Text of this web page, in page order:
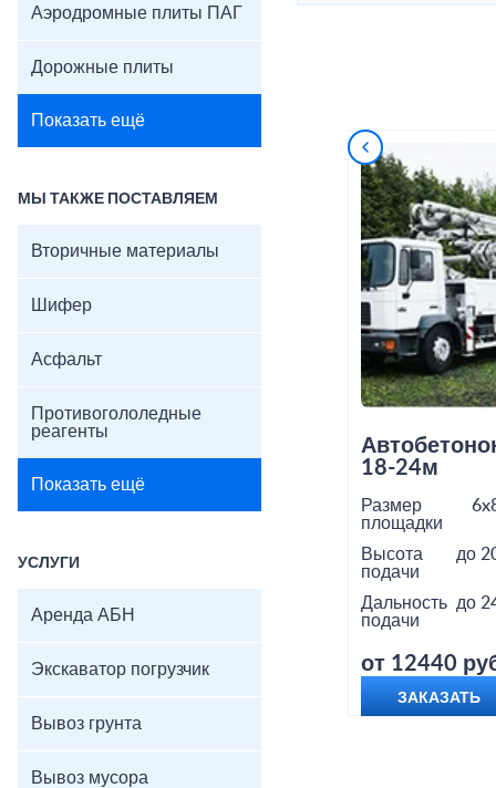
Аэродромные плиты ПАГ
Дорожные плиты
Показать ещё
МЫ ТАКЖЕ ПОСТАВЛЯЕМ
Вторичные материалы
Шифер
Асфальт
Противогололедные
реагенты
Показать ещё
УСЛУГИ
Аренда АБН
Экскаватор погрузчик
Вывоз грунта
Вывоз мусора
18-24м
Размер
площадки
Высота
подачи
до
Дальность
подачи
до
от 12440
ЗАКАЗАТЬ